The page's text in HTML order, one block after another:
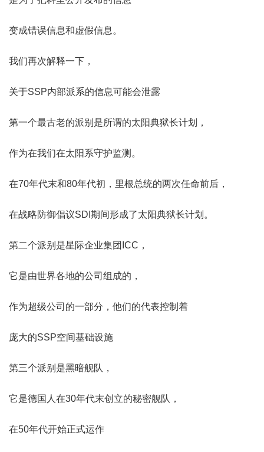
变成错误信息和虚假信息。
我们再次解释一下，
关于SSP内部派系的信息可能会泄露
第一个最古老的派别是所谓的太阳典狱长计划，
作为在我们在太阳系守护监测。
在70年代末和80年代初，里根总统的两次任命前后，
在战略防御倡议SDI期间形成了太阳典狱长计划。
第二个派别是星际企业集团ICC，
它是由世界各地的公司组成的，
作为超级公司的一部分，他们的代表控制着
庞大的SSP空间基础设施
第三个派别是黑暗舰队，
它是德国人在30年代末创立的秘密舰队，
在50年代开始正式运作